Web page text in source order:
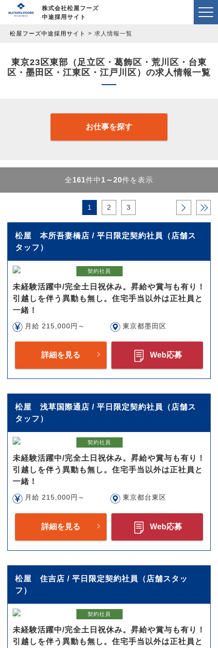
株式会社松屋フーズ
中途採用サイト
松屋フーズ中途採用サイト 求人情報一覧
東京23区東部（足立区・葛飾区・荒川区・台東
区・墨田区・江東区・江戸川区）の求人情報一覧
お仕事を探す
全161件中 1～20件を表示
1 2 3 › »
松屋 本所吾妻橋店 / 平日限定契約社員（店舗ス
タッフ）
契約社員
未経験活躍中/完全土日祝休み。昇給や賞与も有り！
引越しを伴う異動も無し。住宅手当以外は正社員と
一緒！
月給 215,000円～ 東京都墨田区
詳細を見る Web応募
松屋 浅草国際通店 / 平日限定契約社員（店舗ス
タッフ）
契約社員
未経験活躍中/完全土日祝休み。昇給や賞与も有り！
引越しを伴う異動も無し。住宅手当以外は正社員と
一緒！
月給 215,000円～ 東京都台東区
詳細を見る Web応募
松屋 住吉店 / 平日限定契約社員（店舗スタッ
フ）
契約社員
未経験活躍中/完全土日祝休み。昇給や賞与も有り！
引越しを伴う異動も無し。住宅手当以外は正社員と